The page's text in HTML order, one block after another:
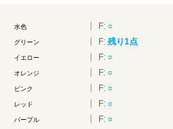
水色 F: ○
グリーン F: 残り1点
イエロー F: ○
オレンジ F: ○
ピンク F: ○
レッド F: ○
パープル F: ○